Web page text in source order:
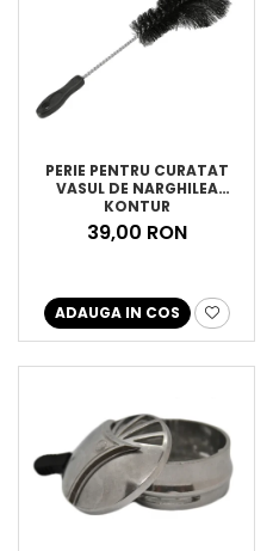
PERIE PENTRU CURATAT
VASUL DE NARGHILEA
KONTUR
39,00 RON
ADAUGA IN COS